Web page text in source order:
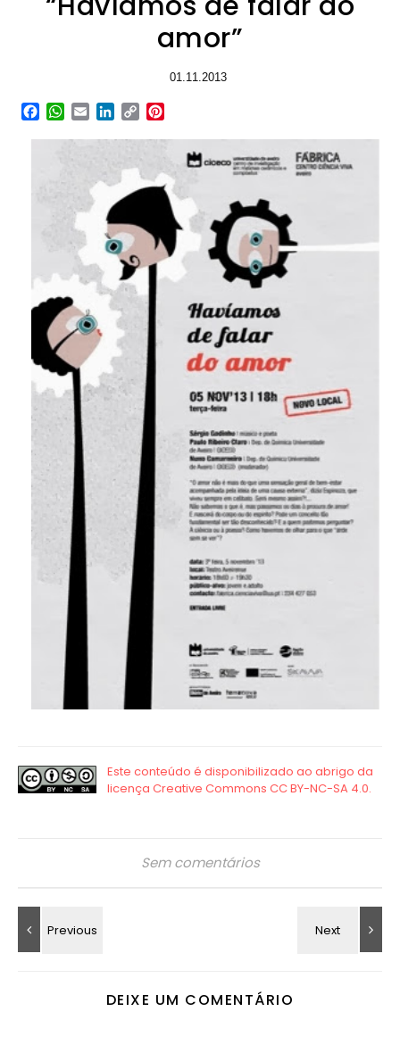
amor”
01.11.2013
Facebook
WhatsApp
EmailLinkedIn
Copy
Sem comentários
DEIXE UM COMENTÁRIO